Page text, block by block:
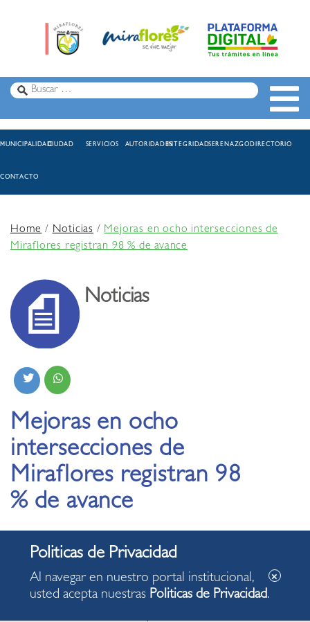
MUNICIPALIDADCIUDAD SERVICIOS AUTORIDADESINTEGRIDADSERENAZGODIRECTORIO
CONTACTO
Home/Noticias /Mejoras en ocho intersecciones de
Miraflores registran 98 % de avance
Noticias
Mejoras en ocho
intersecciones de
Miraflores registran 98
% de avance
25.07.2024
Obras comprenden vías inclusivas para personas
con discapacidad visual, para beneficio y
Al navegar en nuestro portal institucional,
usted acepta nuestras Politicas de Privacidad.